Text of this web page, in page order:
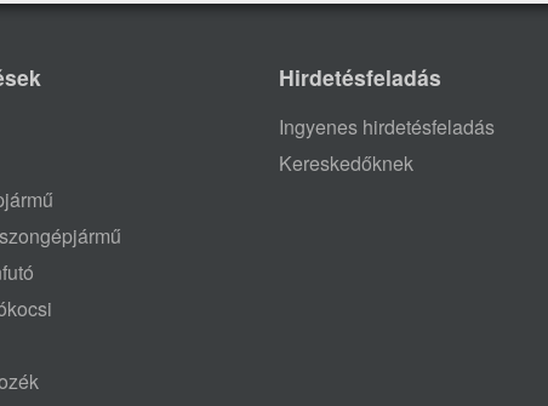
Hirdetésfeladás
Ingyenes hirdetésfeladás
Kereskedőknek